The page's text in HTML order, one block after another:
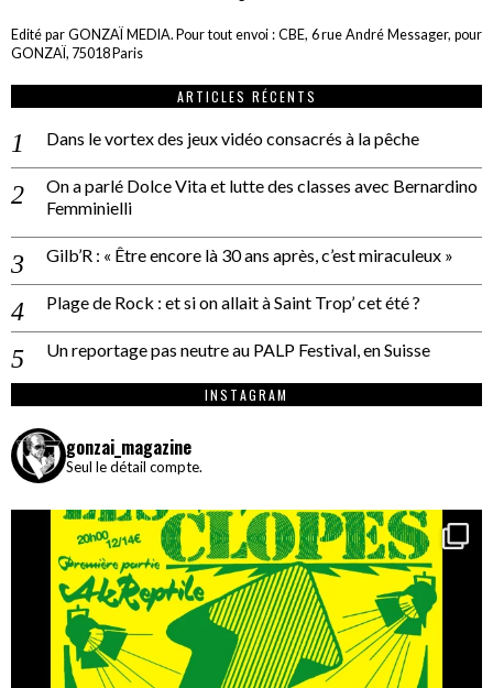
Edité par GONZAÏ MEDIA. Pour tout envoi : CBE, 6 rue André Messager, pour
GONZAÏ, 75018 Paris
ARTICLES RÉCENTS
Dans le vortex des jeux vidéo consacrés à la pêche
On a parlé Dolce Vita et lutte des classes avec Bernardino
Femminielli
Gilb’R : « Être encore là 30 ans après, c’est miraculeux »
Plage de Rock : et si on allait à Saint Trop’ cet été ?
Un reportage pas neutre au PALP Festival, en Suisse
INSTAGRAM
gonzai_magazine
Seul le détail compte.